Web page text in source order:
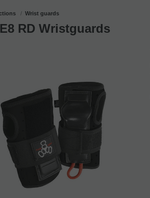
Wrist guards
RD Wristguards